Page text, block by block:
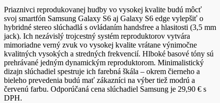
Priaznivci reprodukovanej hudby vo vysokej kvalite budú môcť
svoj smartfón Samsung Galaxy S6 aj Galaxy S6 edge vylepšiť o
hybridné stereo slúchadlá s ovládaním handsfree a hlasitosti (3,5 mm
jack). Ich nezávislý trojcestný systém reproduktorov vytvára
mimoriadne verný zvuk vo vysokej kvalite vrátane výnimočne
kvalitných vysokých a stredných frekvencií. Hlboké basové tóny sú
prehrávané jedným dynamickým reproduktorom. Minimalistický
dizajn slúchadiel spestruje ich farebná škála – okrem čierneho a
bieleho prevedenia budú mať zákazníci na výber tiež modrú a
červenú farbu. Odporúčaná cena slúchadiel Samsung je 29,90 € s
DPH.